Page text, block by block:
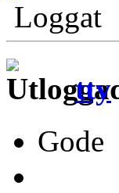
Loggat
tty
Gode